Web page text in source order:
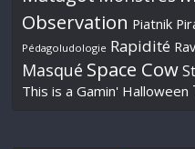
Observation Piatnik
Pédagoludologie Rapidité
Masqué Space Cow
This is a Gamin' Halloween